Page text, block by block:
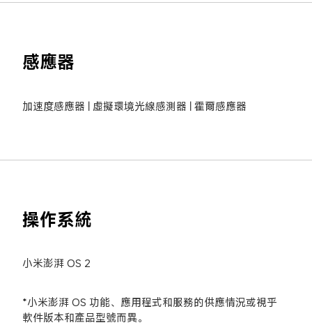
感應器
加速度感應器 | 虛擬環境光線感測器 | 霍爾感應器
操作系統
小米澎湃 OS 2
*小米澎湃 OS 功能、應用程式和服務的供應情況或視乎
軟件版本和產品型號而異。